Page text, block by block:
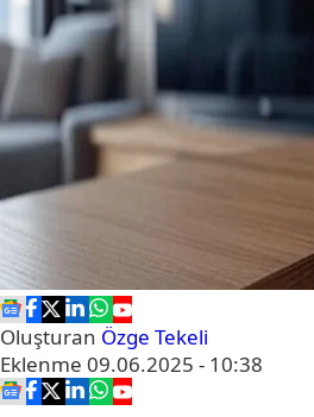
Oluşturan Özge Tekeli
Eklenme 09.06.2025 - 10:38